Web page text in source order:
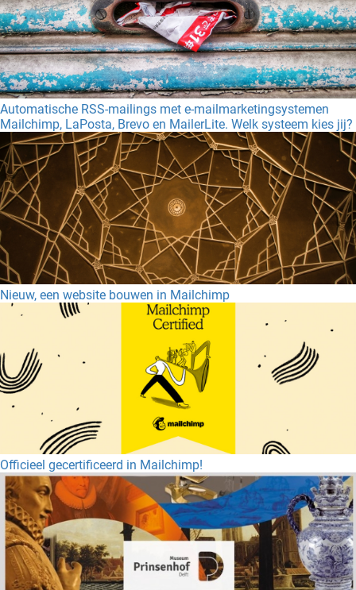
Automatische RSS-mailings met e-mailmarketingsystemen
Mailchimp, LaPosta, Brevo en MailerLite. Welk systeem kies jij?
Nieuw, een website bouwen in Mailchimp
Officieel gecertificeerd in Mailchimp!